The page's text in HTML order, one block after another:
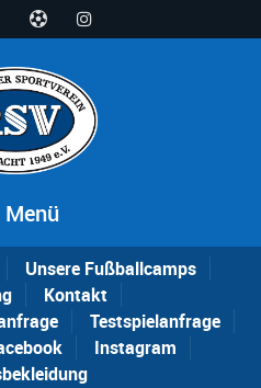
Menü
Unsere Fußballcamps
Kontakt
Testspielanfrage
Instagram